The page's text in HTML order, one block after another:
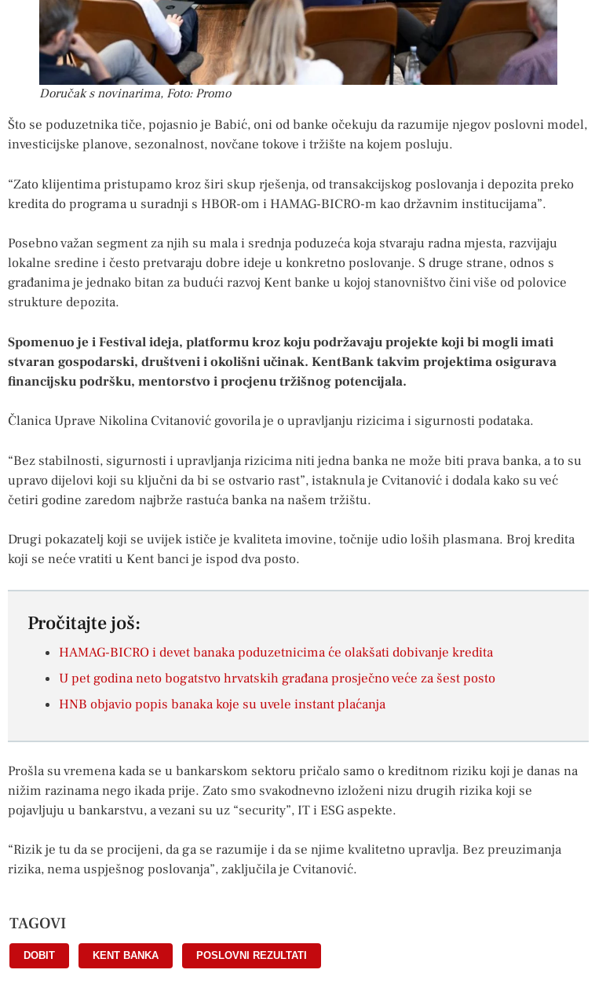
Doručak s novinarima, Foto: Promo
Što se poduzetnika tiče, pojasnio je Babić, oni od banke očekuju da razumije njegov poslovni model,
investicijske planove, sezonalnost, novčane tokove i tržište na kojem posluju.
“Zato klijentima pristupamo kroz širi skup rješenja, od transakcijskog poslovanja i depozita preko
kredita do programa u suradnji s HBOR-om i HAMAG-BICRO-m kao državnim institucijama”.
Posebno važan segment za njih su mala i srednja poduzeća koja stvaraju radna mjesta, razvijaju
lokalne sredine i često pretvaraju dobre ideje u konkretno poslovanje. S druge strane, odnos s
građanima je jednako bitan za budući razvoj Kent banke u kojoj stanovništvo čini više od polovice
strukture depozita.
Spomenuo je i Festival ideja, platformu kroz koju podržavaju projekte koji bi mogli imati
stvaran gospodarski, društveni i okolišni učinak. KentBank takvim projektima osigurava
financijsku podršku, mentorstvo i procjenu tržišnog potencijala.
Članica Uprave Nikolina Cvitanović govorila je o upravljanju rizicima i sigurnosti podataka.
“Bez stabilnosti, sigurnosti i upravljanja rizicima niti jedna banka ne može biti prava banka, a to su
upravo dijelovi koji su ključni da bi se ostvario rast”, istaknula je Cvitanović i dodala kako su već
četiri godine zaredom najbrže rastuća banka na našem tržištu.
Drugi pokazatelj koji se uvijek ističe je kvaliteta imovine, točnije udio loših plasmana. Broj kredita
koji se neće vratiti u Kent banci je ispod dva posto.
Pročitajte još:
HAMAG-BICRO i devet banaka poduzetnicima će olakšati dobivanje kredita
U pet godina neto bogatstvo hrvatskih građana prosječno veće za šest posto
HNB objavio popis banaka koje su uvele instant plaćanja
Prošla su vremena kada se u bankarskom sektoru pričalo samo o kreditnom riziku koji je danas na
nižim razinama nego ikada prije. Zato smo svakodnevno izloženi nizu drugih rizika koji se
pojavljuju u bankarstvu, a vezani su uz “security”, IT i ESG aspekte.
“Rizik je tu da se procijeni, da ga se razumije i da se njime kvalitetno upravlja. Bez preuzimanja
rizika, nema uspješnog poslovanja”, zaključila je Cvitanović.
TAGOVI
DOBIT KENT BANKA POSLOVNI REZULTATI